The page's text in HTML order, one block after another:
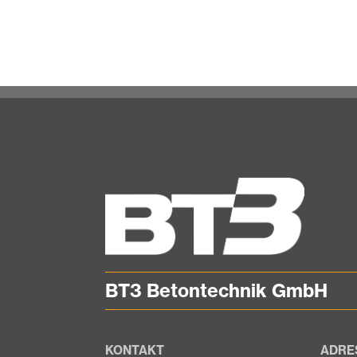
BT3 Betontechnik GmbH
KONTAKT